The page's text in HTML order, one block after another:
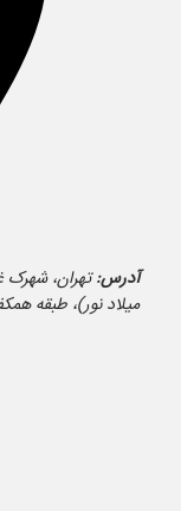
آدرس:تهران، شهرک
میلاد نور)، طبقه همکف